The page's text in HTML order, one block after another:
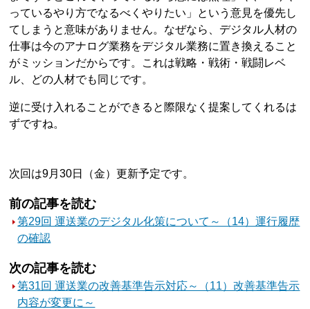
っているやり方でなるべくやりたい」という意見を優先し
てしまうと意味がありません。なぜなら、デジタル人材の
仕事は今のアナログ業務をデジタル業務に置き換えること
がミッションだからです。これは戦略・戦術・戦闘レベ
ル、どの人材でも同じです。
逆に受け入れることができると際限なく提案してくれるは
ずですね。
次回は9月30日（金）更新予定です。
前の記事を読む
第29回 運送業のデジタル化策について～（14）運行履歴
の確認
次の記事を読む
第31回 運送業の改善基準告示対応～（11）改善基準告示
内容が変更に～